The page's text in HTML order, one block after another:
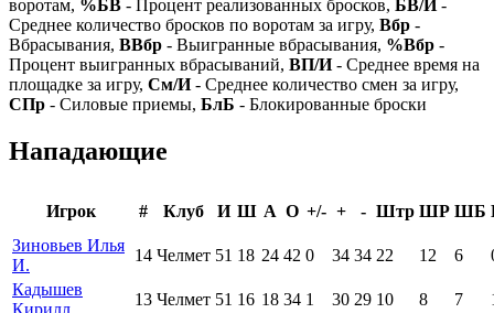
воротам, %БВ - Процент реализованных бросков, БВ/И-
Среднее количество бросков по воротам за игру, Вбр -
Вбрасывания, ВВбр - Выигранные вбрасывания, %Вбр -
Процент выигранных вбрасываний, ВП/И- Среднее время на
площадке за игру, См/И- Среднее количество смен за игру,
СПр - Силовые приемы, БлБ - Блокированные броски
Нападающие
Игрок # Клуб И Ш А О +/- + - Штр ШР ШБ
Зиновьев Илья
И.
14 Челмет 51 18 24 42 0 34 34 22 12 6
Кадышев
13 Челмет 51 16 18 34 1 30 29 10 8 7